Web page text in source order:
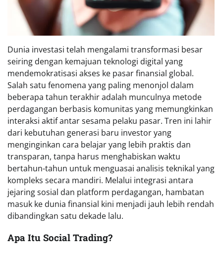
Dunia investasi telah mengalami transformasi besar
seiring dengan kemajuan teknologi digital yang
mendemokratisasi akses ke pasar finansial global.
Salah satu fenomena yang paling menonjol dalam
beberapa tahun terakhir adalah munculnya metode
perdagangan berbasis komunitas yang memungkinkan
interaksi aktif antar sesama pelaku pasar. Tren ini lahir
dari kebutuhan generasi baru investor yang
menginginkan cara belajar yang lebih praktis dan
transparan, tanpa harus menghabiskan waktu
bertahun-tahun untuk menguasai analisis teknikal yang
kompleks secara mandiri. Melalui integrasi antara
jejaring sosial dan platform perdagangan, hambatan
masuk ke dunia finansial kini menjadi jauh lebih rendah
dibandingkan satu dekade lalu.
Apa Itu Social Trading?